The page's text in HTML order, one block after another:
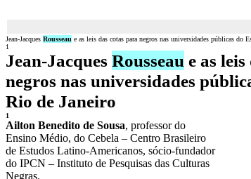
Jean-Jacques Rousseau e as leis das cotas para negros nas universidades públicas do
1
Jean-Jacques Rousseau e as
negros nas universidades
Rio de Janeiro
1
Ailton Benedito de Sousa, professor do
Ensino Médio, do Cebela – Centro Brasileiro
de Estudos Latino-Americanos, sócio-fundador
do IPCN – Instituto de Pesquisas das Culturas
Negras.